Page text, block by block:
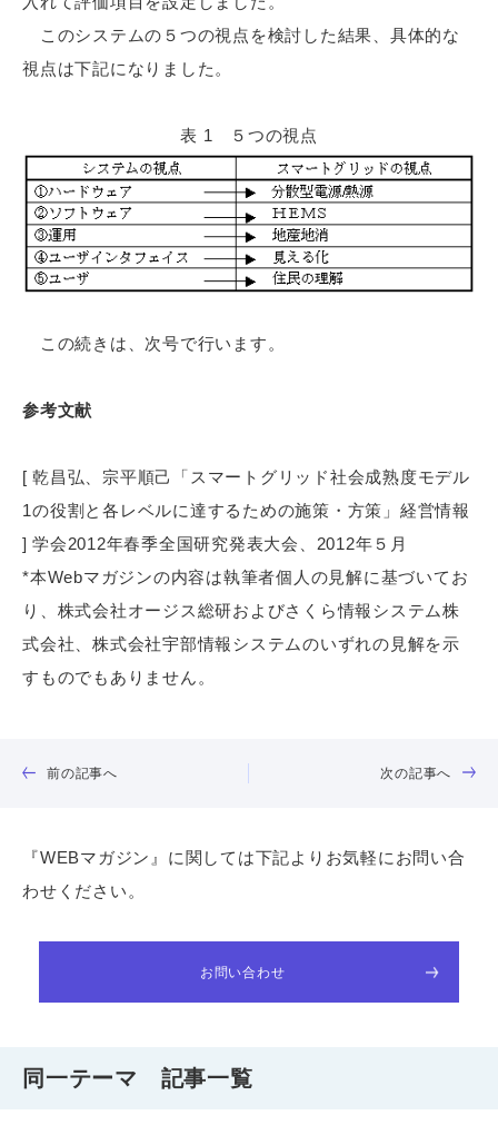
このシステムの５つの視点を検討した結果、具体的な
視点は下記になりました。
表 1 ５つの視点
この続きは、次号で行います。
参考文献
[
1
]
乾昌弘、宗平順己「スマートグリッド社会成熟度モデル
の役割と各レベルに達するための施策・方策」経営情報
学会2012年春季全国研究発表大会、2012年５月
*本Webマガジンの内容は執筆者個人の見解に基づいてお
り、株式会社オージス総研およびさくら情報システム株
式会社、株式会社宇部情報システムのいずれの見解を示
すものでもありません。
前の記事へ 次の記事へ
『WEBマガジン』に関しては下記よりお気軽にお問い合
わせください。
お問い合わせ
同一テーマ 記事一覧